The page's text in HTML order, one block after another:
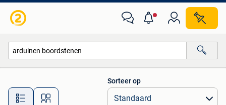
Alle afstanden…
Sorteer op